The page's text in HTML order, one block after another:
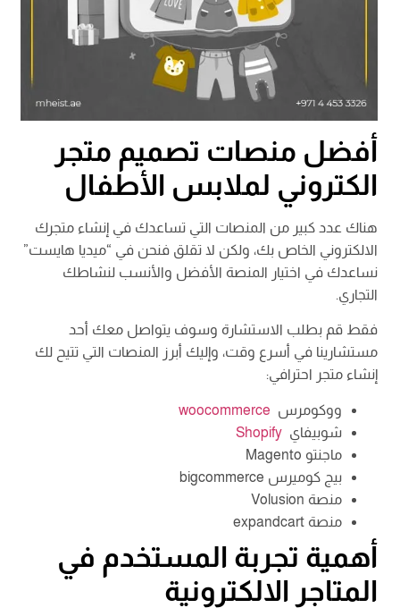
أفضل منصات تصميم متجر
الكتروني لملابس الأطفال
هناك عدد كبير من المنصات التي تساعدك في إنشاء متجرك
الالكتروني الخاص بك، ولكن لا تقلق فنحن في “ميديا هايست”
نساعدك في اختيار المنصة الأفضل والأنسب لنشاطك
التجاري.
فقط قم بطلب الاستشارة وسوف يتواصل معك أحد
مستشارينا في أسرع وقت، وإليك أبرز المنصات التي تتيح لك
إنشاء متجر احترافي:
ووكومرس woocommerce
شوبيفاي Shopify
ماجنتو Magento
بيج كوميرس bigcommerce
منصة Volusion
منصة expandcart
أهمية تجربة المستخدم في
المتاجر الالكترونية